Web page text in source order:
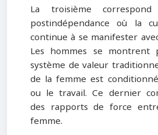
La troisième
postindépendance où la
continue à se manifester
Les hommes se montrent
système de valeur
de la femme est
ou le travail. Ce dernier
des rapports de force
femme.